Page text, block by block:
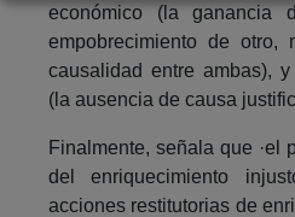
económico (la ganancia
empobrecimiento de otro,
causalidad entre ambas),
(la ausencia de causa
Finalmente, señala que ·el
del enriquecimiento
acciones restitutorias de